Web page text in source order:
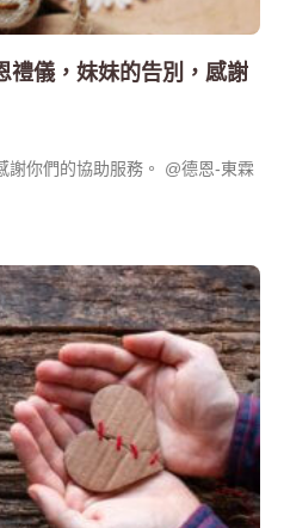
禮儀，妹妹的告別，感謝
謝你們的協助服務。 @德恩-東霖